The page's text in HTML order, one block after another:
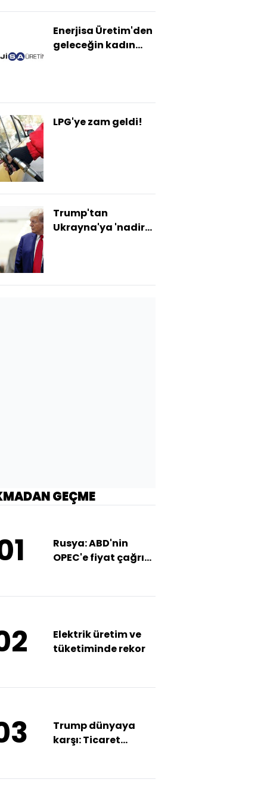
Enerjisa Üretim'den
geleceğin kadın
LPG'ye zam geldi!
Trump'tan
Ukrayna'ya 'nadir
GEÇME
Rusya: ABD'nin
OPEC'e fiyat çağrısı
Elektrik üretim ve
tüketiminde rekor
Trump dünyaya
karşı: Ticaret
ödeyecek?